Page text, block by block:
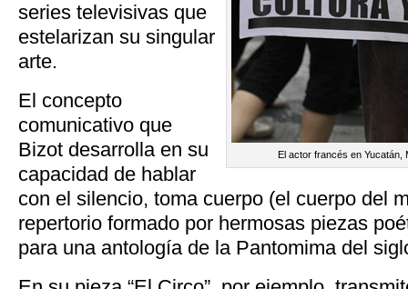
El actor francés en Yucatán,
series televisivas que
estelarizan su singular
arte.
El concepto
comunicativo que
Bizot desarrolla en su
capacidad de hablar
con el silencio, toma cuerpo (el cuerpo del
repertorio formado por hermosas piezas
para una antología de la Pantomima del